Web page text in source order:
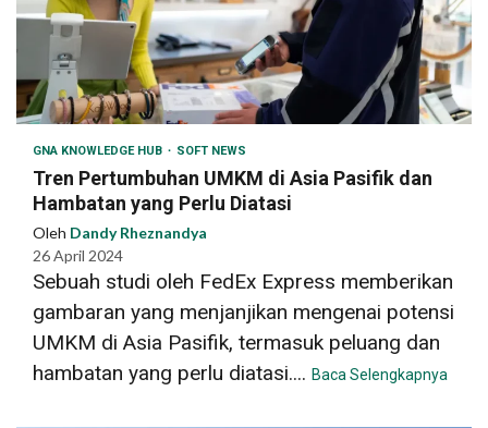
GNA KNOWLEDGE HUB SOFT NEWS
Tren Pertumbuhan UMKM di Asia Pasifik dan
Hambatan yang Perlu Diatasi
Oleh Dandy Rheznandya
26 April 2024
Sebuah studi oleh FedEx Express memberikan
gambaran yang menjanjikan mengenai potensi
UMKM di Asia Pasifik, termasuk peluang dan
hambatan yang perlu diatasi.... Baca Selengkapnya